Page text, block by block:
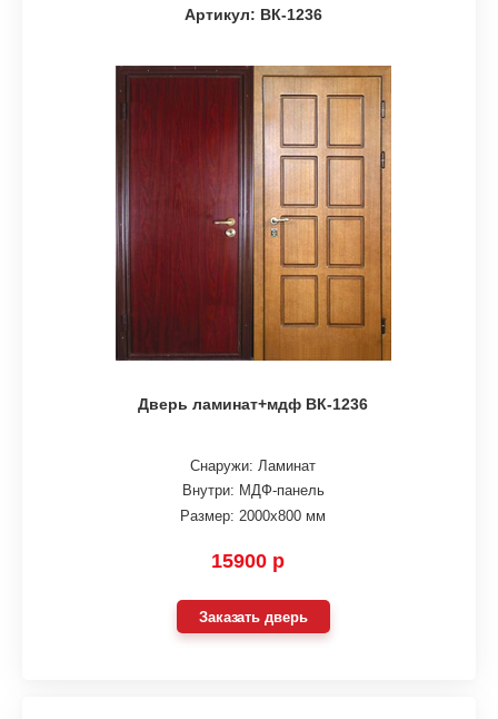
Артикул: ВК-1236
Дверь ламинат+мдф ВК-1236
Снаружи: Ламинат
Внутри: МДФ-панель
Размер: 2000х800 мм
15900 р
Заказать дверь